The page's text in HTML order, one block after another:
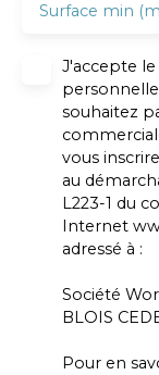
Surface min
J'accepte
souhaitez
vous
au
L223-1 du
Internet
adressé à :
Société
BLOIS
Pour en